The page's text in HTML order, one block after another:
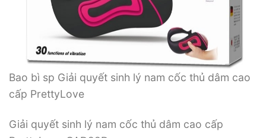
Bao bì sp Giải quyết sinh lý nam cốc thủ dâm cao
cấp PrettyLove
Giải quyết sinh lý nam cốc thủ dâm cao cấp